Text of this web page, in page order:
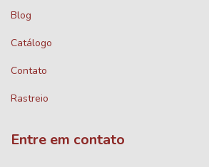
Blog
Catálogo
Contato
Rastreio
Entre em contato